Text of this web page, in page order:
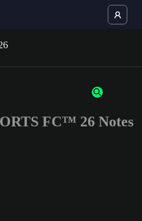
caractères ou chiffres.
FC™ 26 Notes